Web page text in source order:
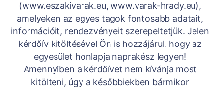
(www.eszakivarak.eu, www.varak-hrady.eu),
amelyeken az egyes tagok fontosabb adatait,
információit, rendezvényeit szerepeltetjük. Jelen
kérdőív kitöltésével Ön is hozzájárul, hogy az
egyesület honlapja naprakész legyen!
Amennyiben a kérdőívet nem kívánja most
kitölteni, úgy a későbbiekben bármikor